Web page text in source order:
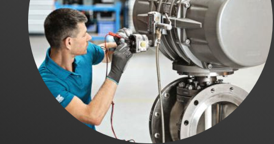
Ventes
FR